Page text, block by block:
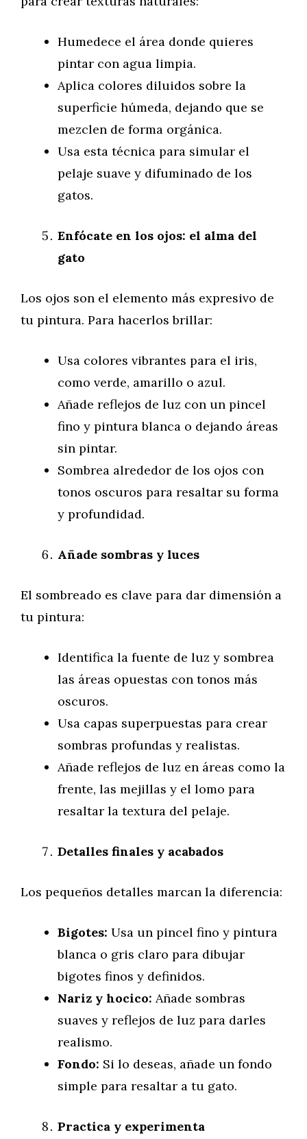
Humedece el área donde quieres
pintar con agua limpia.
Aplica colores diluidos sobre la
superficie húmeda, dejando que se
mezclen de forma orgánica.
Usa esta técnica para simular el
pelaje suave y difuminado de los
gatos.
Enfócate en los ojos: el alma del
gato
Los ojos son el elemento más expresivo de
tu pintura. Para hacerlos brillar:
Usa colores vibrantes para el iris,
como verde, amarillo o azul.
Añade reflejos de luz con un pincel
fino y pintura blanca o dejando áreas
sin pintar.
Sombrea alrededor de los ojos con
tonos oscuros para resaltar su forma
y profundidad.
Añade sombras y luces
El sombreado es clave para dar dimensión a
tu pintura:
Identifica la fuente de luz y sombrea
las áreas opuestas con tonos más
oscuros.
Usa capas superpuestas para crear
sombras profundas y realistas.
Añade reflejos de luz en áreas como la
frente, las mejillas y el lomo para
resaltar la textura del pelaje.
Detalles finales y acabados
Los pequeños detalles marcan la diferencia:
Bigotes: Usa un pincel fino y pintura
blanca o gris claro para dibujar
bigotes finos y definidos.
Nariz y hocico: Añade sombras
suaves y reflejos de luz para darles
realismo.
Fondo: Si lo deseas, añade un fondo
simple para resaltar a tu gato.
Practica y experimenta